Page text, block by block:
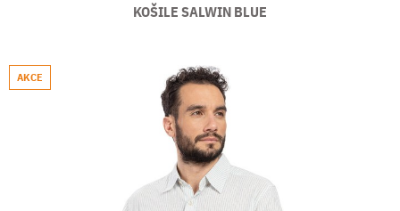
KOŠILE SALWIN BLUE
AKCE